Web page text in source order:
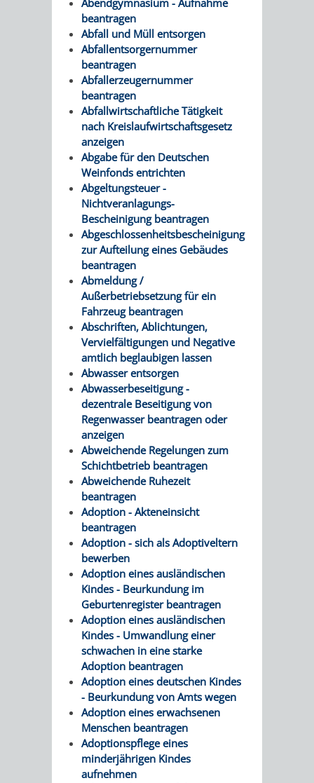
HILFE
MENSCHEN
MIT
BEHINDERUNG
MENSCHEN
MIT
DEMENZ
MIGRANTEN
FLÜCHTLINGE
BAUHERREN
BAUHERRENBERATUNG
GRUNDSTÜCKSWERTERMITTLUNG
DENKMALSCHUTZ
AUFGABEN
DER
UNTEREN
DENKMALSCHUTZBEHÖRDE
STEUERVORTEILE
SATZUNGEN
IM
BEREICH
DENKMALSCHUTZ
GENEHMIGUNGSVERFAHREN
TAG
DES
OFFENEN
DENKMALS
VERKAUF
STÄDTISCHER
BAUPLÄTZE
VERKAUF
STÄDTISCHER
HÄUSER
/
ABWASSERBESEITIGUNG
ERSCHLIESSUNGSBEITRAG
ANTRAGSVERFAHREN
VERMIETE
DOCH
AN
DEINE
STADT
WIEDERVERMIETUNGSPRÄMIE
BERATUNGSERGEBNISSE
/
UMLEGUNGSAUSSCHUSS
BERATENDE
BÜRGERMEISTER
/
DEZERNATE
UND
DENKMALSCHUTZ
BÄDER
BAU)
beantragen
Abfall und Müll entsorgen
Abfallentsorgernummer
beantragen
Abfallerzeugernummer
beantragen
Abfallwirtschaftliche Tätigkeit
nach Kreislaufwirtschaftsgesetz
anzeigen
Abgabe für den Deutschen
Weinfonds entrichten
Abgeltungsteuer -
Nichtveranlagungs-
Bescheinigung beantragen
Abgeschlossenheitsbescheinigung
zur Aufteilung eines Gebäudes
beantragen
Abmeldung /
Außerbetriebsetzung für ein
Fahrzeug beantragen
Abschriften, Ablichtungen,
Vervielfältigungen und Negative
amtlich beglaubigen lassen
Abwasser entsorgen
Abwasserbeseitigung -
dezentrale Beseitigung von
Regenwasser beantragen oder
anzeigen
Abweichende Regelungen zum
Schichtbetrieb beantragen
Abweichende Ruhezeit
beantragen
Adoption - Akteneinsicht
beantragen
Adoption - sich als Adoptiveltern
bewerben
Adoption eines ausländischen
Kindes - Beurkundung im
Geburtenregister beantragen
Adoption eines ausländischen
Kindes - Umwandlung einer
schwachen in eine starke
Adoption beantragen
Adoption eines deutschen Kindes
- Beurkundung von Amts wegen
Adoption eines erwachsenen
Menschen beantragen
Adoptionspflege eines
minderjährigen Kindes
aufnehmen